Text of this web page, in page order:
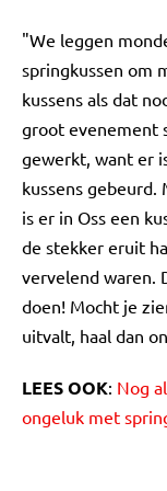
"We leggen
springkussen om
kussens als dat
groot evenement
gewerkt, want er
kussens gebeurd.
is er in Oss een
de stekker eruit
vervelend waren.
doen! Mocht je
uitvalt, haal dan
LEES OOK: Nog
ongeluk met